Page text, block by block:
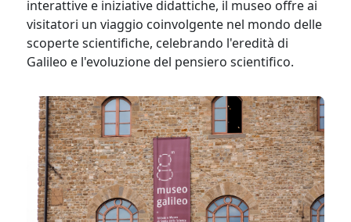
interattive e iniziative didattiche, il museo offre ai
visitatori un viaggio coinvolgente nel mondo delle
scoperte scientifiche, celebrando l'eredità di
Galileo e l'evoluzione del pensiero scientifico. ​